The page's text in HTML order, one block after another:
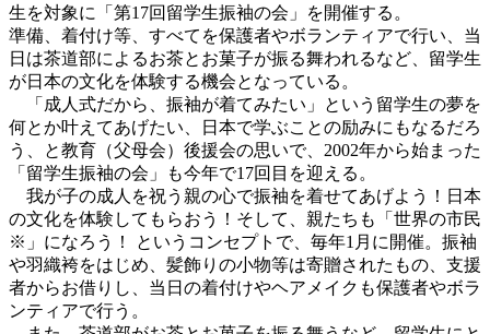
生を対象に「第17回留学生振袖の会」を開催する。
準備、着付け等、すべてを保護者やボランティアで行い、当
日は茶道部によるお茶とお菓子が振る舞われるなど、留学生
が日本の文化を体験する機会となっている。
「成人式だから、振袖が着てみたい」という留学生の夢を
何とか叶えてあげたい、日本で学ぶことの励みにもなるだろ
う、と教育（父母会）後援会の思いで、2002年から始まった
「留学生振袖の会」も今年で17回目を迎える。
我が子の成人を祝う親の心で振袖を着せてあげよう！日本
の文化を体験してもらおう！そして、親たちも「世界の市民
※」になろう！ というコンセプトで、毎年1月に開催。振袖
や羽織袴をはじめ、髪飾りの小物等は寄贈されたもの、支援
者からお借りし、当日の着付けやヘアメイクも保護者やボラ
ンティアで行う。